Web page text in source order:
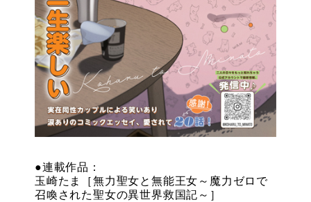
●連載作品：
玉崎たま［無力聖女と無能王女～魔力ゼロで
召喚された聖女の異世界救国記～］